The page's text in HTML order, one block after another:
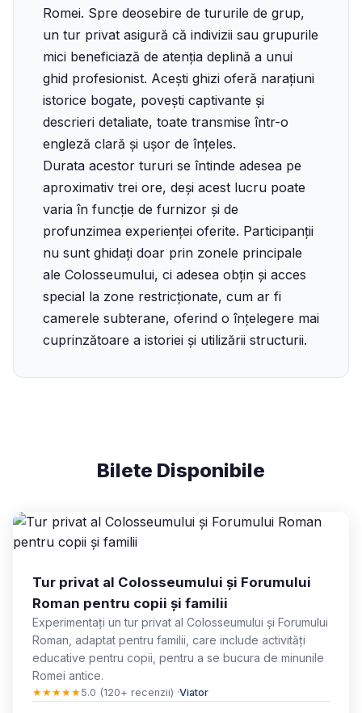
Romei. Spre deosebire de tururile de grup,
un tur privat asigură că indivizii sau grupurile
mici beneficiază de atenția deplină a unui
ghid profesionist. Acești ghizi oferă narațiuni
istorice bogate, povești captivante și
descrieri detaliate, toate transmise într-o
engleză clară și ușor de înțeles.
Durata acestor tururi se întinde adesea pe
aproximativ trei ore, deși acest lucru poate
varia în funcție de furnizor și de
profunzimea experienței oferite. Participanții
nu sunt ghidați doar prin zonele principale
ale Colosseumului, ci adesea obțin și acces
special la zone restricționate, cum ar fi
camerele subterane, oferind o înțelegere mai
cuprinzătoare a istoriei și utilizării structurii.
Bilete Disponibile
Tur privat al Colosseumului și Forumului
Roman pentru copii și familii
Experimentați un tur privat al Colosseumului și Forumului
Roman, adaptat pentru familii, care include activități
educative pentru copii, pentru a se bucura de minunile
Romei antice.
★★★★★5.0 (120+ recenzii) ·Viator